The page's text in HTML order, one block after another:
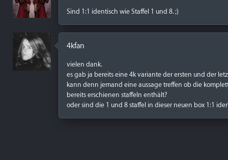
Sind 1:1 identisch wie Staffel 1 und 8. ;)
4kfan
vielen dank.
es gab ja bereits eine 4k variante der ersten und der
kann denn jemand eine aussage treffen ob die
bereits erschienen staffeln enthält?
oder sind die 1 und 8 staffel in dieser neuen box 1:1